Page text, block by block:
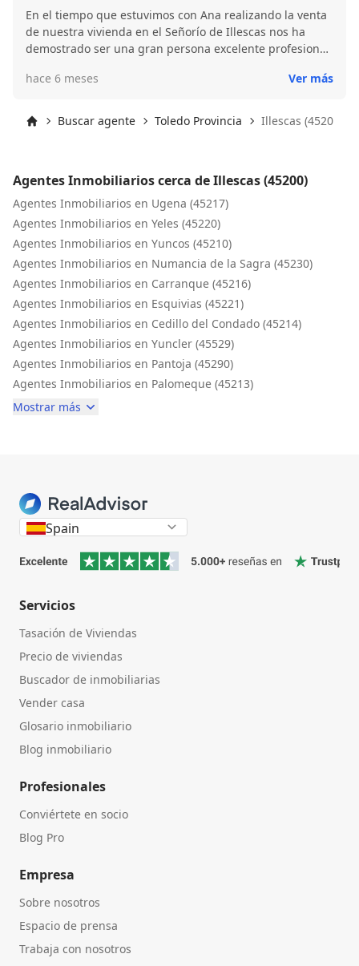
En el tiempo que estuvimos con Ana realizando la venta
de nuestra vivienda en el Señorío de Illescas nos ha
demostrado ser una gran persona excelente profesional
se algún día necesito de asesoría no dudaria Contratar
Recomendable 100 o/o.
hace 6 meses Ver más
Buscar agente Toledo Provincia Illescas (45200)
Agentes Inmobiliarios cerca de Illescas (45200)
Agentes Inmobiliarios en Ugena (45217)
Agentes Inmobiliarios en Yeles (45220)
Agentes Inmobiliarios en Yuncos (45210)
Agentes Inmobiliarios en Numancia de la Sagra (45230)
Agentes Inmobiliarios en Carranque (45216)
Agentes Inmobiliarios en Esquivias (45221)
Agentes Inmobiliarios en Cedillo del Condado (45214)
Agentes Inmobiliarios en Yuncler (45529)
Agentes Inmobiliarios en Pantoja (45290)
Agentes Inmobiliarios en Palomeque (45213)
Mostrar más
Spain
Servicios
Tasación de Viviendas
Precio de viviendas
Buscador de inmobiliarias
Vender casa
Glosario inmobiliario
Blog inmobiliario
Profesionales
Conviértete en socio
Blog Pro
Empresa
Sobre nosotros
Espacio de prensa
Trabaja con nosotros